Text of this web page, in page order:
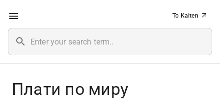
To Kaiten
Плати по миру